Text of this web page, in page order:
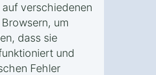
verschiedenen
um
dass sie
und
Fehler